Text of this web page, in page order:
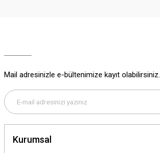
Mail adresinizle e-bültenimize kayıt olabilirsiniz.
Kurumsal